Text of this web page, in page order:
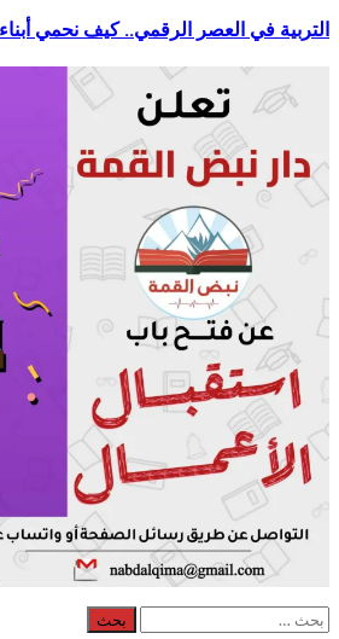
التربية في العصر الرقمي.. كيف نحمي
البحث